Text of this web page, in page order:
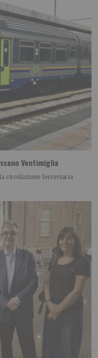
Ventimiglia
circolazione ferroviaria